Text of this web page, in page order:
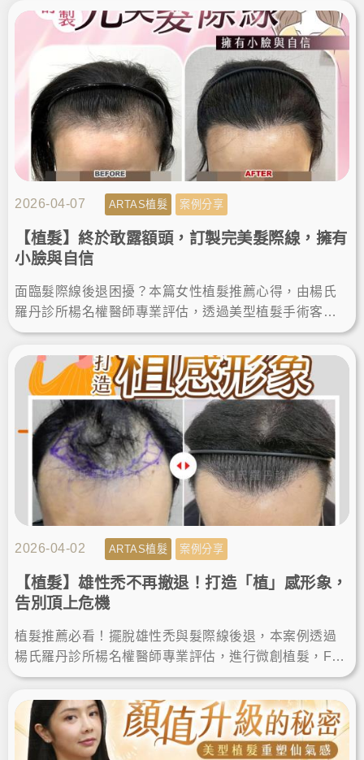
信。
2026-04-07 ARTAS植髮 案例分享
【植髮】終於敢露額頭，訂製完美髮際線，擁有
小臉與自信
面臨髮際線後退困擾？本篇女性植髮推薦心得，由楊氏
羅丹診所楊名權醫師專業評估，透過美型植髮手術客製
化設計髮際線，順利改善高額頭植髮需求。術後找回自
然髮量與自信！
2026-04-02 ARTAS植髮 案例分享
【植髮】雄性禿不再撤退！打造「植」感形象，
告別頂上危機
植髮推薦必看！擺脫雄性禿與髮際線後退，本案例透過
楊氏羅丹診所楊名權醫師專業評估，進行微創植髮，FU
E植髮恢復期快，術後順利告別落髮空洞，重獲自然濃密
髮量與自信。